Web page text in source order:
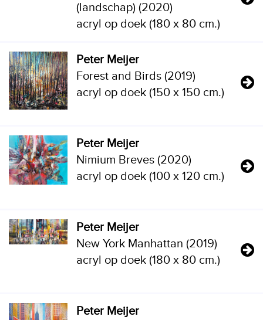
(landschap) (2020)
acryl op doek (180 x 80 cm.)
Peter Meijer
Forest and Birds (2019)
acryl op doek (150 x 150 cm.)
Peter Meijer
Nimium Breves (2020)
acryl op doek (100 x 120 cm.)
Peter Meijer
New York Manhattan (2019)
acryl op doek (180 x 80 cm.)
Peter Meijer